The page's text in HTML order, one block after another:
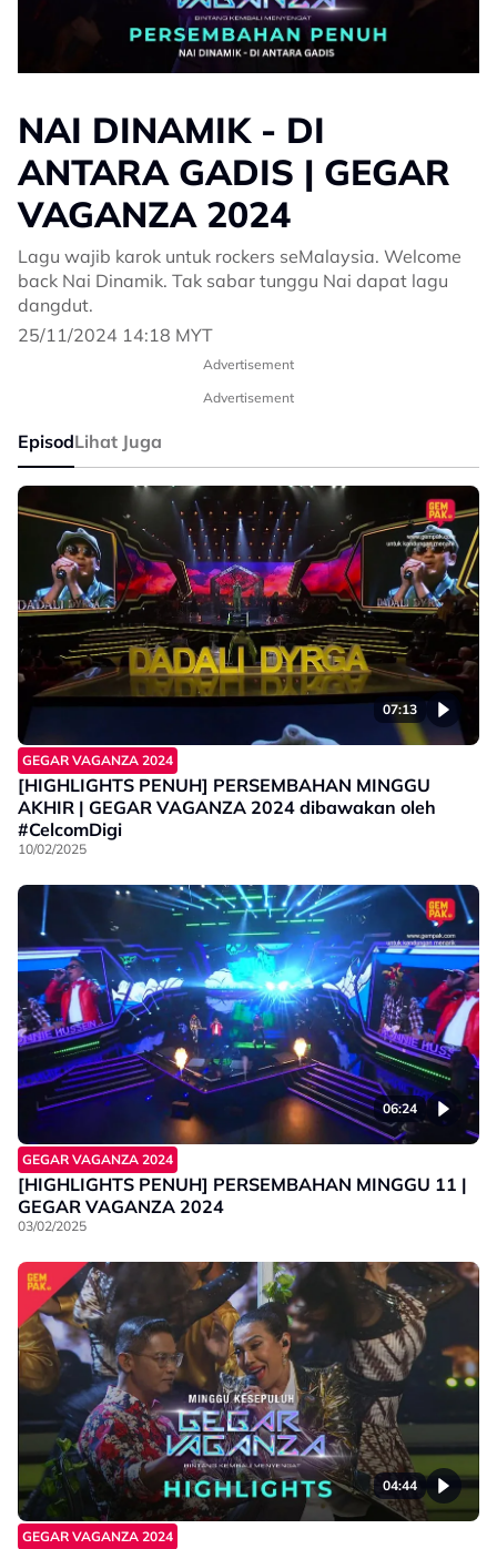
NAI DINAMIK - DI
ANTARA GADIS | GEGAR
VAGANZA 2024
Lagu wajib karok untuk rockers seMalaysia. Welcome
back Nai Dinamik. Tak sabar tunggu Nai dapat lagu
dangdut.
25/11/2024 14:18 MYT
Advertisement
Advertisement
EpisodLihat Juga
07:13
GEGAR VAGANZA 2024
[HIGHLIGHTS PENUH] PERSEMBAHAN MINGGU
AKHIR | GEGAR VAGANZA 2024 dibawakan oleh
#CelcomDigi
10/02/2025
06:24
GEGAR VAGANZA 2024
[HIGHLIGHTS PENUH] PERSEMBAHAN MINGGU 11 |
GEGAR VAGANZA 2024
03/02/2025
04:44
GEGAR VAGANZA 2024